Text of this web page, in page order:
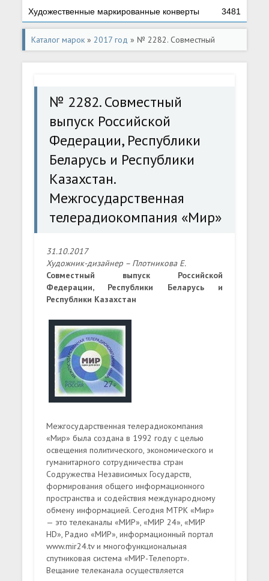
Художественные маркированные конверты 3481
Каталог марок »2017 год » № 2282. Совместный
выпуск Российской Федерации, Республики Беларусь и
телерадиокомпания «Мир»
№ 2282. Совместный
выпуск Российской
Федерации, Республики
Беларусь и Республики
Казахстан.
Межгосударственная
телерадиокомпания «Мир»
31.10.2017
Художник-дизайнер – Плотникова Е.
Совместный выпуск Российской
Федерации, Республики Беларусь и
Республики Казахстан
Межгосударственная телерадиокомпания
«Мир» была создана в 1992 году с целью
освещения политического, экономического и
гуманитарного сотрудничества стран
Содружества Независимых Государств,
формирования общего информационного
пространства и содействия международному
обмену информацией. Сегодня МТРК «Мир»
— это телеканалы «МИР», «МИР 24», «МИР
HD», Радио «МИР», информационный портал
www.mir24.tv и многофункциональная
спутниковая система «МИР-Телепорт».
Вещание телеканала осуществляется